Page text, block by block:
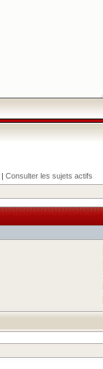
| Consulter les sujets actifs